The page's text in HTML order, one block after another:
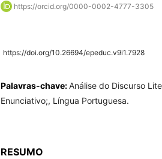
https://orcid.org/0000-0002-4777-3305
https://doi.org/10.26694/epeduc.v9i1.7928
Palavras-chave:Análise do Discurso
Enunciativo;, Língua Portuguesa.
RESUMO